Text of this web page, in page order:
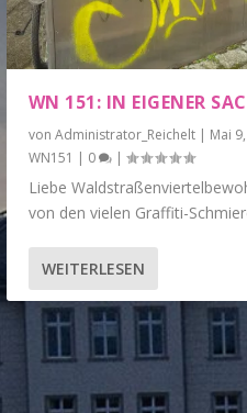
WN 151: IN EIGENER
von Administrator_Reichelt| Mai
WN151 | 0 |
Liebe
von den vielen Graffiti-
WEITERLESEN